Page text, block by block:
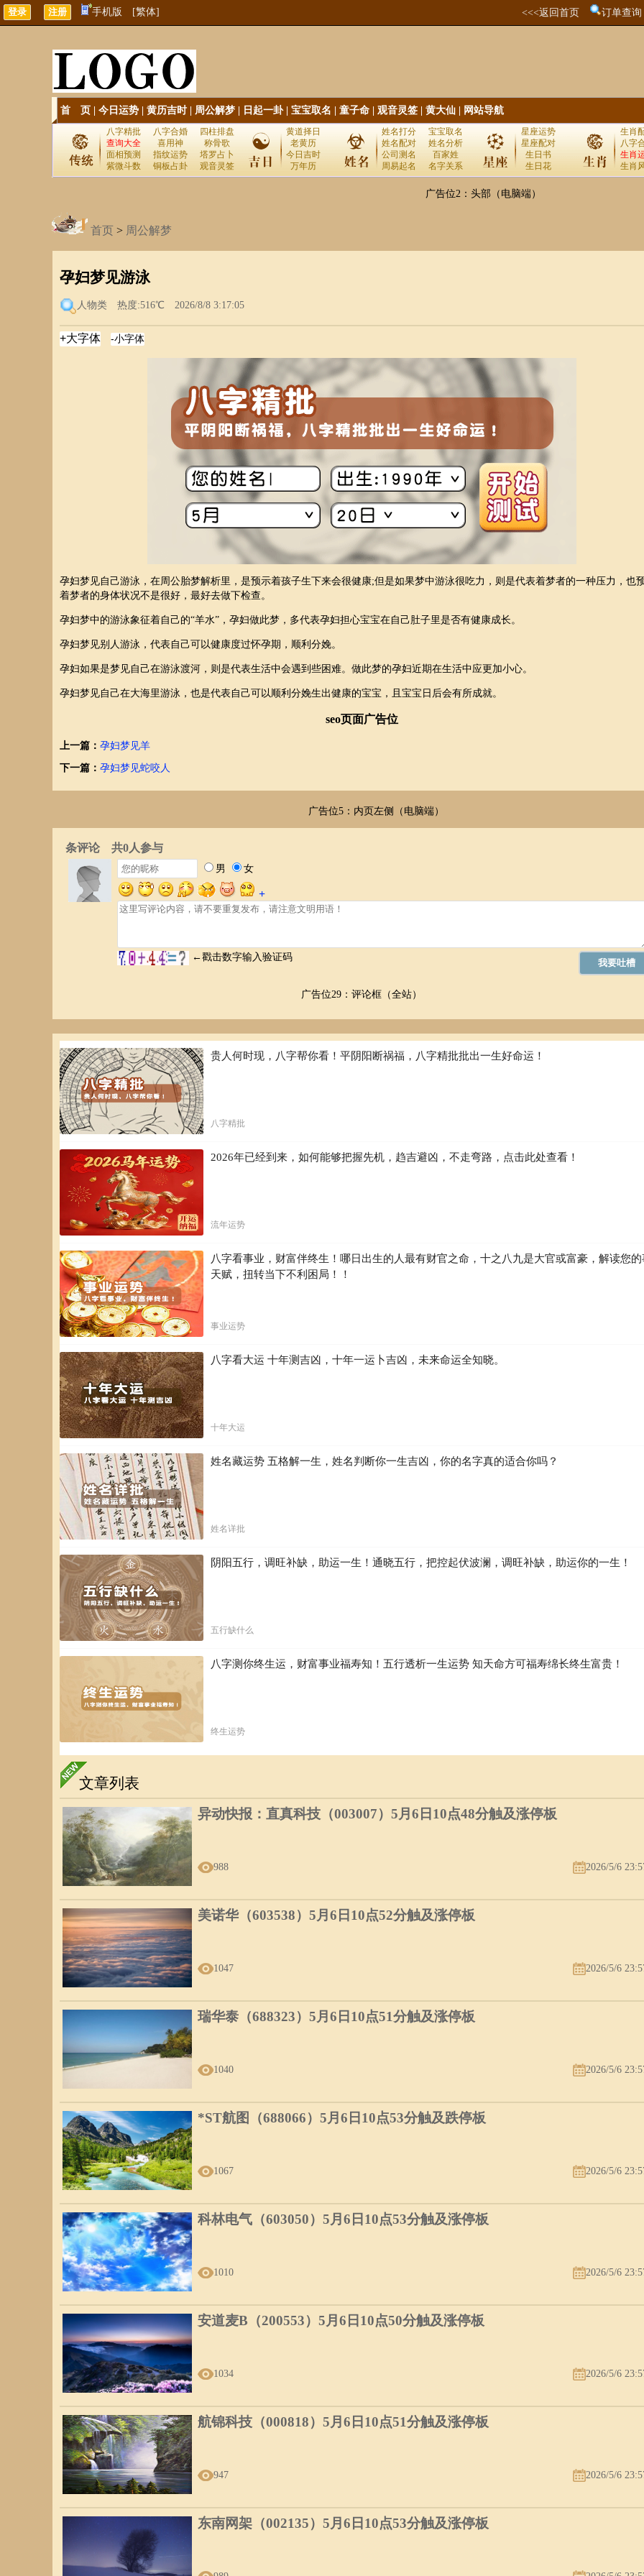
手机版 [繁体] <<<返回首页 订单查询
首 页 今日运势 黄历吉时| 周公解梦 日起一卦| 宝宝取名 童子命 观音灵签 黄大仙 网站导航
八字精批 八字合婚
四柱排盘
查询大全
喜用神
称骨歌
面相预测
指纹运势
塔罗占卜
紫微斗数
铜板占卦 观音灵签
黄道择日
老黄历
今日吉时
万年历
姓名打分
宝宝取名
姓名配对
姓名分析
公司测名
百家姓
周易起名
名字关系
星座运势
星座配对
生日书
生日花
生肖
八字
生肖
生肖
广告位2：头部（电脑端）
首页 > 周公解梦
孕妇梦见游泳
人物类 热度:516℃ 2026/8/8 3:17:05
孕妇梦见自己游泳，在周公胎梦解析里，是预示着孩子生下来会很健康;但是如果梦中游泳很吃力，则是代表着梦者的一种压力，也
着梦者的身体状况不是很好，最好去做下检查。
孕妇梦中的游泳象征着自己的“羊水”，孕妇做此梦，多代表孕妇担心宝宝在自己肚子里是否有健康成长。
孕妇梦见别人游泳，代表自己可以健康度过怀孕期，顺利分娩。
孕妇如果是梦见自己在游泳渡河，则是代表生活中会遇到些困难。做此梦的孕妇近期在生活中应更加小心。
孕妇梦见自己在大海里游泳，也是代表自己可以顺利分娩生出健康的宝宝，且宝宝日后会有所成就。
seo页面广告位
上一篇： 孕妇梦见羊
下一篇： 孕妇梦见蛇咬人
广告位5：内页左侧（电脑端）
广告位29：评论框（全站）
贵人何时现，八字帮你看！平阴阳断祸福，八字精批批出一生好命运！
八字精批
2026年已经到来，如何能够把握先机，趋吉避凶，不走弯路，点击此处查看！
流年运势
八字看事业，财富伴终生！哪日出生的人最有财官之命，十之八九是大官或富豪，解读您
天赋，扭转当下不利困局！！
事业运势
八字看大运 十年测吉凶，十年一运卜吉凶，未来命运全知晓。
十年大运
姓名藏运势 五格解一生，姓名判断你一生吉凶，你的名字真的适合你吗？
姓名详批
阴阳五行，调旺补缺，助运一生！通晓五行，把控起伏波澜，调旺补缺，助运你的一生！
五行缺什么
八字测你终生运，财富事业福寿知！五行透析一生运势 知天命方可福寿绵长终生富贵！
终生运势
文章列表
异动快报：直真科技（003007）5月6日10点48分触及涨停板
988 2026/5/6
美诺华（603538）5月6日10点52分触及涨停板
1047 2026/5/6
瑞华泰（688323）5月6日10点51分触及涨停板
1040 2026/5/6
*ST航图（688066）5月6日10点53分触及跌停板
1067 2026/5/6
科林电气（603050）5月6日10点53分触及涨停板
1010 2026/5/6
安道麦B（200553）5月6日10点50分触及涨停板
1034 2026/5/6
航锦科技（000818）5月6日10点51分触及涨停板
947 2026/5/6
东南网架（002135）5月6日10点53分触及涨停板